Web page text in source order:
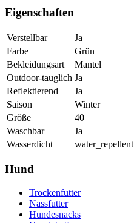
Eigenschaften
Verstellbar
Ja
Farbe
Grün
Bekleidungsart
Mantel
Outdoor-tauglich Ja
Reflektierend
Ja
Saison
Winter
Größe
40
Waschbar
Ja
Wasserdicht
water_repellent
Hund
Trockenfutter
Nassfutter
Hundesnacks